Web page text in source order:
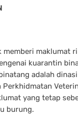
maklumat
kuarantin
adalah
yang tetap
burung.